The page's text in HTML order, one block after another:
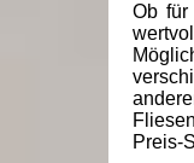
Ob für
Preis-